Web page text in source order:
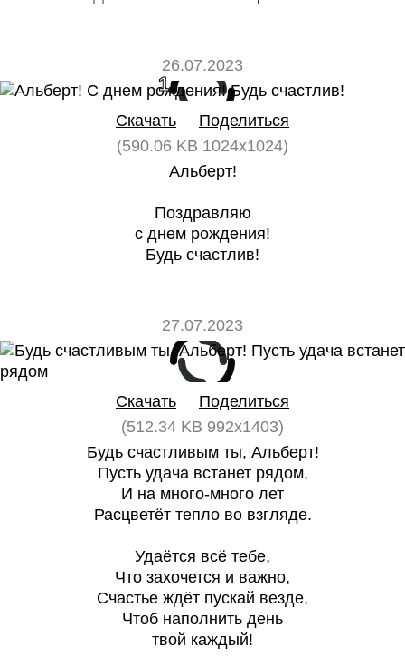
26.07.2023
1 0
Скачать
Поделиться
(590.06 KB 1024x1024)
Альберт!
Поздравляю
с днем рождения!
Будь счастлив!
27.07.2023
Скачать
Поделиться
(512.34 KB 992x1403)
Будь счастливым ты, Альберт!
Пусть удача встанет рядом,
И на много-много лет
Расцветёт тепло во взгляде.
Удаётся всё тебе,
Что захочется и важно,
Счастье ждёт пускай везде,
Чтоб наполнить день
твой каждый!